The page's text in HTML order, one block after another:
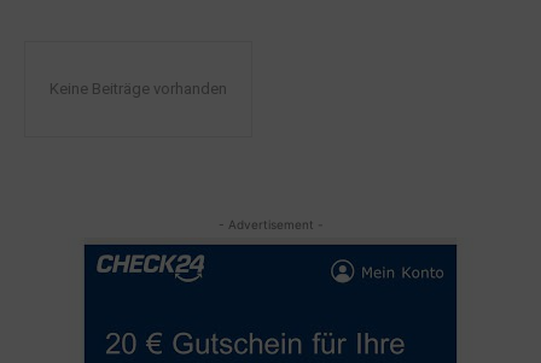
Keine Beiträge vorhanden
- Advertisement -